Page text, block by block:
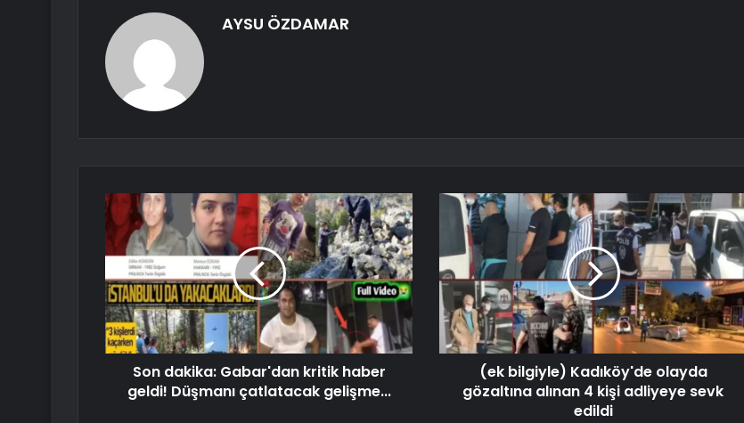
AYSU ÖZDAMAR
Son dakika: Gabar'dan kritik haber
geldi! Düşmanı çatlatacak gelişme...
(ek bilgiyle) Kadıköy'de olayda
gözaltına alınan 4 kişi adliyeye sevk
edildi